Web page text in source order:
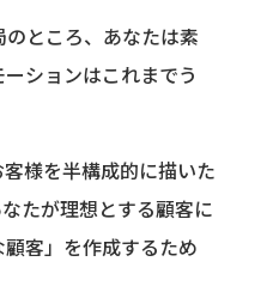
ところ、あなたは素
ションはこれまでう
様を半構成的に描いた
たが理想とする顧客に
客」を作成するため